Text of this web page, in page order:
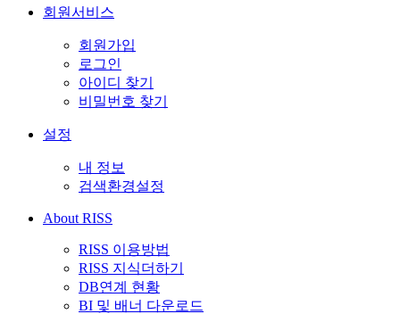
회원서비스
회원가입
로그인
아이디 찾기
비밀번호 찾기
설정
내 정보
검색환경설정
About RISS
RISS 이용방법
RISS 지식더하기
DB연계 현황
BI 및 배너 다운로드